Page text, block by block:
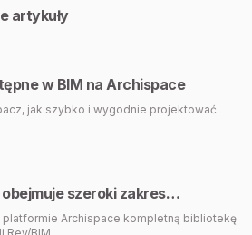
artykuły
w BIM na Archispace
jak szybko i wygodnie projektować
szeroki zakres
i systemowych